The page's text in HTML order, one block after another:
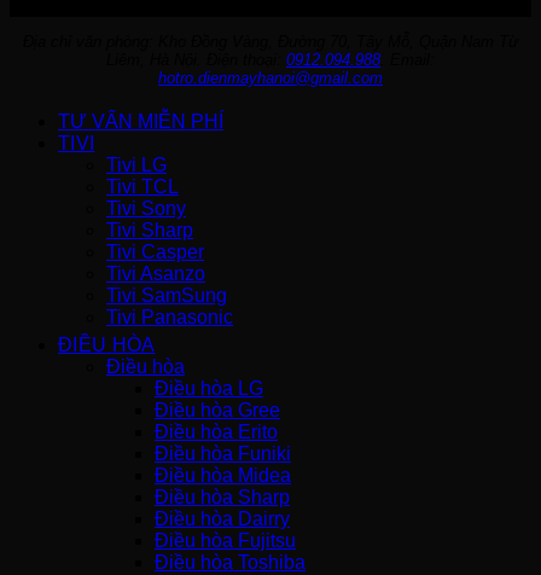
0912.094.988
hotro.dienmayhanoi@gmail.com
TƯ VẤN MIỄN PHÍ
TIVI
Tivi LG
Tivi TCL
Tivi Sony
Tivi Sharp
Tivi Casper
Tivi Asanzo
Tivi SamSung
Tivi Panasonic
ĐIỀU HÒA
Điều hòa
Điều hòa LG
Điều hòa Gree
Điều hòa Erito
Điều hòa Funiki
Điều hòa Midea
Điều hòa Sharp
Điều hòa Dairry
Điều hòa Fujitsu
Điều hòa Toshiba